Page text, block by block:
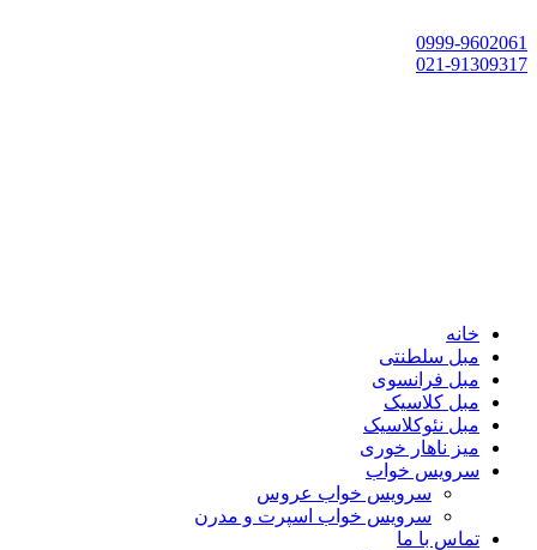
0999-9602061
021-91309317
خانه
مبل سلطنتی
مبل فرانسوی
مبل کلاسیک
مبل نئوکلاسیک
میز ناهار خوری
سرویس خواب
سرویس خواب عروس
سرویس خواب اسپرت و مدرن
تماس با ما